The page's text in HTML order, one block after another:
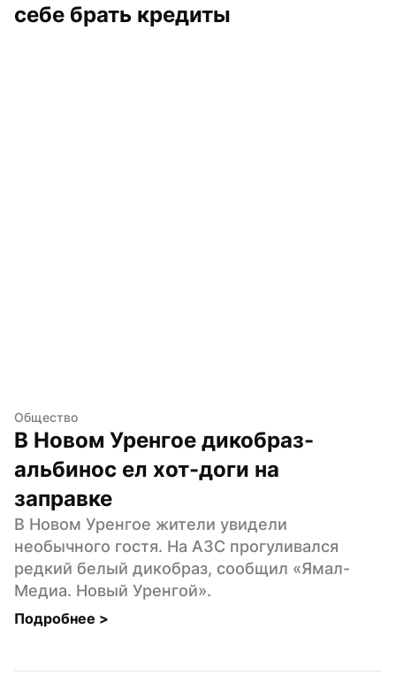
себе брать кредиты
Общество
В Новом Уренгое дикобраз-
альбинос ел хот-доги на
заправке
В Новом Уренгое жители увидели
необычного гостя. На АЗС прогуливался
редкий белый дикобраз, сообщил «Ямал-
Медиа. Новый Уренгой».
Подробнее >